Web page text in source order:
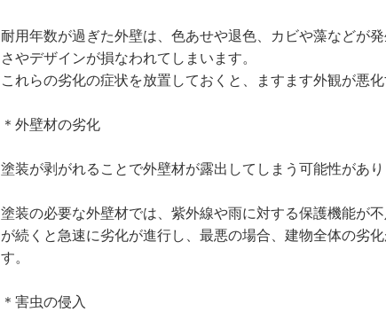
耐用年数が過ぎた外壁は、色あせや退色、カビや藻などが
さやデザインが損なわれてしまいます。
これらの劣化の症状を放置しておくと、ますます外観が悪化
＊外壁材の劣化
塗装が剥がれることで外壁材が露出してしまう可能性があり
塗装の必要な外壁材では、紫外線や雨に対する保護機能が
が続くと急速に劣化が進行し、最悪の場合、建物全体の劣
す。
＊害虫の侵入